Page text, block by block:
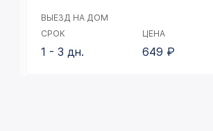
ВЫЕЗД НА ДОМ
СРОК
1 - 3 дн.
ЦЕНА
649 ₽